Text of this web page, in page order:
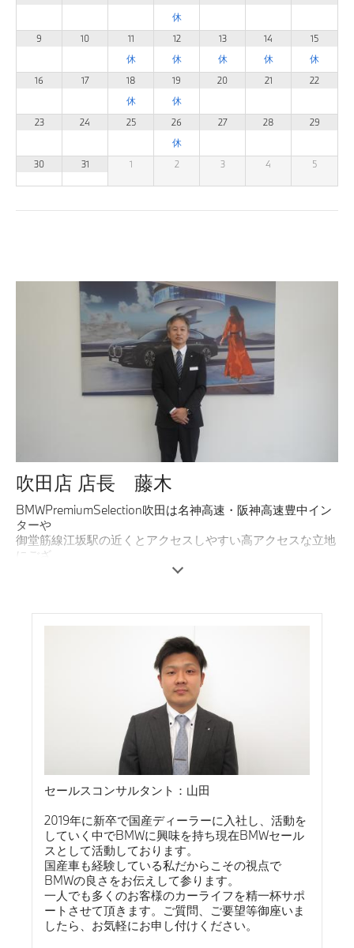
9 10 11 12 13 14 15
16 17 18 19 20 21 22
23 24 25 26 27 28 29
30 31 1 2 3 4 5
吹田店 店長 藤木
BMWPremiumSelection吹田は名神高速・阪神高速豊中イン
ターや
御堂筋線江坂駅の近くとアクセスしやすい高アクセスな立地
にござ
なく、
安心して末永くお付き合いいただけるパートナーでありたい
輸入車は優れたデザインや走行性能はもちろん、一台一台に
魅力があります。その魅力をしっかりお伝えし、お客様のラ
スタイルや価値観に合った一台をご提案することを大切にし
スタッフ一同、誠実で丁寧な対応を心掛けております。
初めての輸入車をご検討される方も、お乗り換えをご検討中
の方も、
皆様との出会いを心より楽しみにしております。
セールスコンサルタント：山田
2019年に新卒で国産ディーラーに入社し、活動を
していく中でBMWに興味を持ち現在BMWセール
スとして活動しております。
国産車も経験している私だからこその視点で
BMWの良さをお伝えして参ります。
一人でも多くのお客様のカーライフを精一杯サポ
ートさせて頂きます。ご質問、ご要望等御座いま
したら、お気軽にお申し付けください。